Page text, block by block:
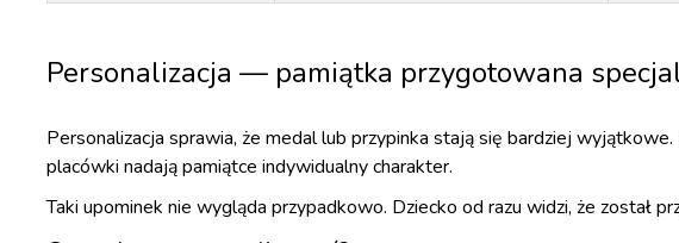
Personalizacja — pamiątka przygotowana
Personalizacja sprawia, że medal lub przypinka stają się bardziej
placówki nadają pamiątce indywidualny charakter.
Taki upominek nie wygląda przypadkowo. Dziecko od razu widzi, że został